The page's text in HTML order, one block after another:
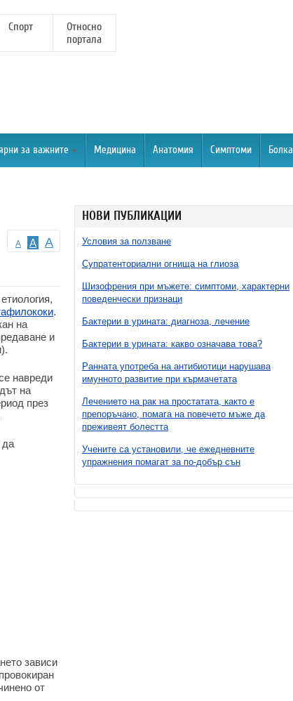
Спорт
Относно
портала
за важните Медицина Анатомия Симптоми Болка
НОВИ ПУБЛИКАЦИИ
Условия за ползване
Супратенториални огнища на глиоза
Шизофрения при мъжете: симптоми, характерни
поведенчески признаци
Бактерии в урината: диагноза, лечение
Бактерии в урината: какво означава това?
Ранната употреба на антибиотици нарушава
имунното развитие при кърмачетата
Лечението на рак на простатата, както е
препоръчано, помага на повечето мъже да
преживеят болестта
Учените са установили, че ежедневните
упражнения помагат за по-добър сън
A A A
.
на
и
навреди
на
през
да
зависи
от